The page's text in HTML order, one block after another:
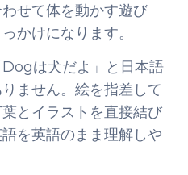
せて体を動かす遊び
かけになります。
は犬だよ」と日本語
ません。絵を指差して
とイラストを直接結び
を英語のまま理解しや